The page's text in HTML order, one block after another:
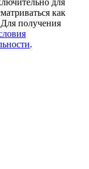
как
получения
.